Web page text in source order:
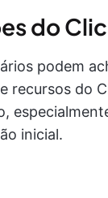
do
podem
recursos do
inicial.